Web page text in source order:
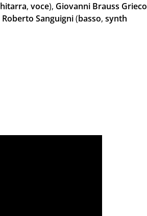
, voce), Giovanni Brauss Grieco
Roberto Sanguigni(basso, synth